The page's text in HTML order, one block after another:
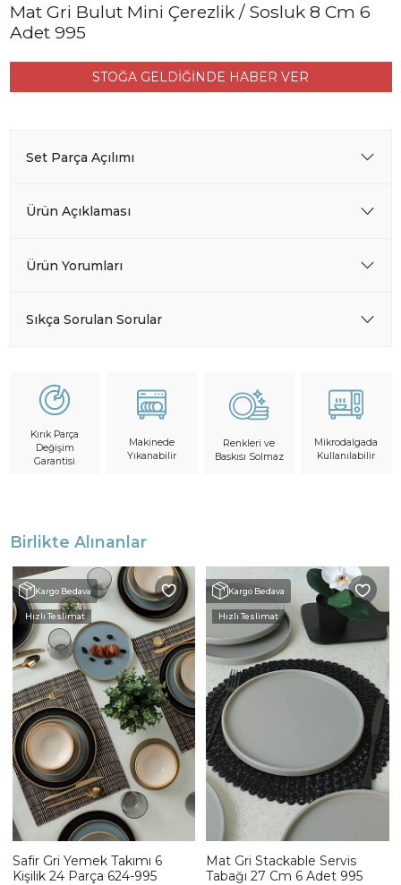
Mat Gri Bulut Mini Çerezlik / Sosluk 8 Cm 6
Adet 995
STOĞA GELDİĞİNDE HABER VER
Set Parça Açılımı
Ürün Açıklaması
Ürün Yorumları
Sıkça Sorulan Sorular
Kırık Parça
Değişim
Garantisi
Makinede
Yıkanabilir
Renkleri ve
Baskısı Solmaz
Mikrodalgada
Kullanılabilir
Birlikte Alınanlar
Kargo Bedava
Hızlı Teslimat
Safir Gri Yemek Takımı 6
Kişilik 24 Parça 624-995
Kargo Bedava
Hızlı Teslimat
Mat Gri Stackable Servis
Tabağı 27 Cm 6 Adet 995